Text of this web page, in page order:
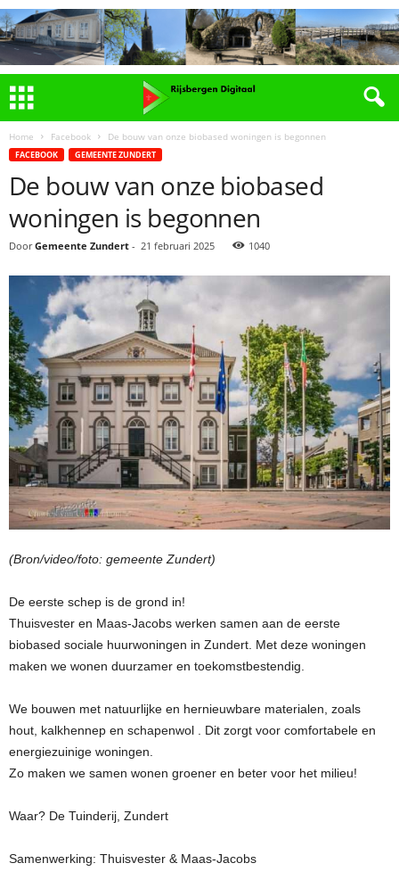
Home Facebook De bouw van onze biobased woningen is begonnen
FACEBOOK GEMEENTE ZUNDERT
De bouw van onze biobased
woningen is begonnen
Door Gemeente Zundert - 21 februari 2025 1040
(Bron/video/foto: gemeente Zundert)
De eerste schep is de grond in!
Thuisvester en Maas-Jacobs werken samen aan de eerste
biobased sociale huurwoningen in Zundert. Met deze woningen
maken we wonen duurzamer en toekomstbestendig.
We bouwen met natuurlijke en hernieuwbare materialen, zoals
hout, kalkhennep en schapenwol . Dit zorgt voor comfortabele en
energiezuinige woningen.
Zo maken we samen wonen groener en beter voor het milieu!
Waar? De Tuinderij, Zundert
Samenwerking: Thuisvester & Maas-Jacobs